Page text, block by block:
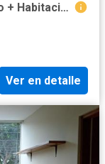
Se Alquila Departamento En 2Do Piso + Habitación Extra En 6To Piso + Cochera - San Andres Ii Etapa - S2,600
Ver en detalle